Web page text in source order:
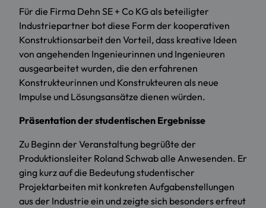
Für die Firma Dehn SE + Co KG als beteiligter
Industriepartner bot diese Form der kooperativen
Konstruktionsarbeit den Vorteil, dass kreative Ideen
von angehenden Ingenieurinnen und Ingenieuren
ausgearbeitet wurden, die den erfahrenen
Konstrukteurinnen und Konstrukteuren als neue
Impulse und Lösungsansätze dienen würden.
Präsentation der studentischen Ergebnisse
Zu Beginn der Veranstaltung begrüßte der
Produktionsleiter Roland Schwab alle Anwesenden. Er
ging kurz auf die Bedeutung studentischer
Projektarbeiten mit konkreten Aufgabenstellungen
aus der Industrie ein und zeigte sich besonders erfreut